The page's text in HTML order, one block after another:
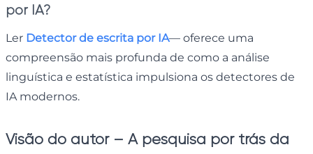
por IA?
Ler Detector de escrita por IA— oferece uma
compreensão mais profunda de como a análise
linguística e estatística impulsiona os detectores de
IA modernos.
Visão do autor – A pesquisa por trás da